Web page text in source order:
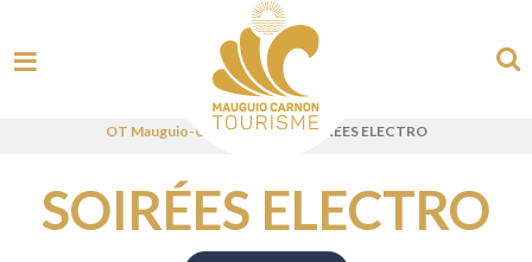
OT Mauguio-Carnon - ES > SOIRÉES ELECTRO
SOIRÉES ELECTRO